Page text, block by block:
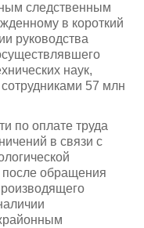
следственным
в короткий
руководства
наук,
57 млн
по оплате труда
в связи с
после обращения